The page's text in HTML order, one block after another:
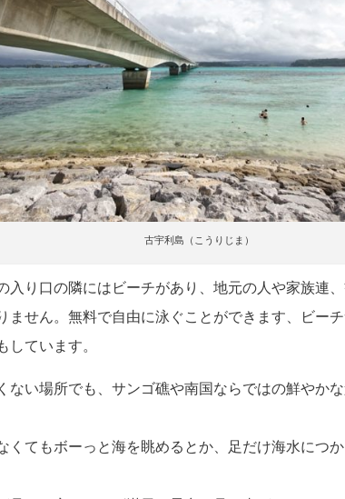
古宇利島（こうりじま）
入り口の隣にはビーチがあり、地元の人や家族連
ません。無料で自由に泳ぐことができます、ビー
しています。
ない場所でも、サンゴ礁や南国ならではの鮮やか
くてもボーっと海を眺めるとか、足だけ海水につ